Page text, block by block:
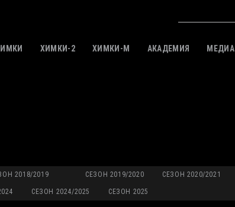
ХИМКИ-2 ХИМКИ-M АКАДЕМИЯ МЕДИА
2018/2019 СЕЗОН 2019/2020 СЕЗОН 2020/2021
СЕЗОН 2024/2025 СЕЗОН 2025